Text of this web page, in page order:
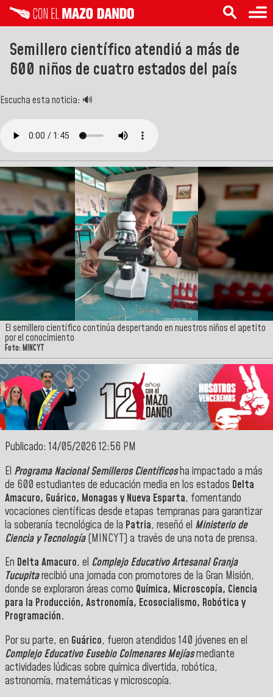
Semillero científico atendió a más de
600 niños de cuatro estados del país
Escucha esta noticia: 🔊
El semillero científico continúa despertando en nuestros niños el apetito
por el conocimiento
Foto: MINCYT
Publicado: 14/05/2026 12:56 PM
El Programa Nacional Semilleros Científicosha impactado a más
de 600 estudiantes de educación media en los estados Delta
Amacuro, Guárico, Monagas y Nueva Esparta, fomentando
vocaciones científicas desde etapas tempranas para garantizar
la soberanía tecnológica de la Patria, reseñó el Ministerio de
Ciencia y Tecnología(MINCYT) a través de una nota de prensa.
En Delta Amacuro, el Complejo Educativo Artesanal Granja
Tucupitarecibió una jornada con promotores de la Gran Misión,
donde se exploraron áreas como Química, Microscopía, Ciencia
para la Producción, Astronomía, Ecosocialismo, Robótica y
Programación.
Por su parte, en Guárico, fueron atendidos 140 jóvenes en el
Complejo Educativo Eusebio Colmenares Mejíasmediante
actividades lúdicas sobre química divertida, robótica,
astronomía, matemáticas y microscopía.